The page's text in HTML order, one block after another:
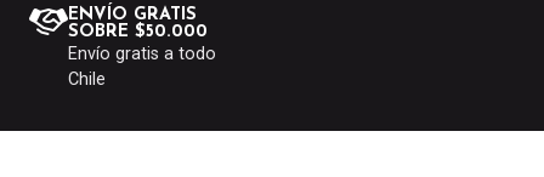
ENVÍO GRATIS
SOBRE $50.000
Envío gratis a todo
Chile